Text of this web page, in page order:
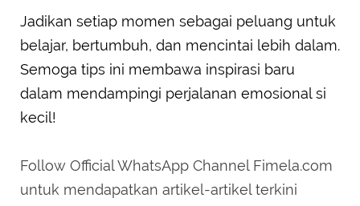
Jadikan setiap momen sebagai peluang untuk
belajar, bertumbuh, dan mencintai lebih dalam.
Semoga tips ini membawa inspirasi baru
dalam mendampingi perjalanan emosional si
kecil!
Follow Official WhatsApp Channel Fimela.com
untuk mendapatkan artikel-artikel terkini